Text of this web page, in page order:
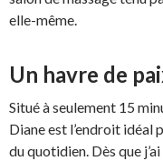
elle-même.
Un havre de
Situé à seulement 15
Diane est l’endroit idéal
du quotidien. Dès que